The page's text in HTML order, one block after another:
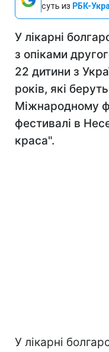
суть из РБК-
У лікарні
з опіками
22 дитини з
років, які
Міжнародному
фестивалі в
краса".
У лікарні